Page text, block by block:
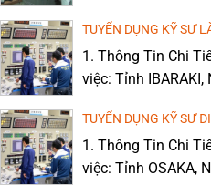
TUYỂN DỤNG KỸ SƯ
(LƯƠNG CAO, MIỄN
1. Thông Tin Chi
việc: Tỉnh IBARAKI,
TUYỂN DỤNG KỸ SƯ
BẢN (LƯƠNG CAO,
1. Thông Tin Chi
việc: Tỉnh OSAKA,